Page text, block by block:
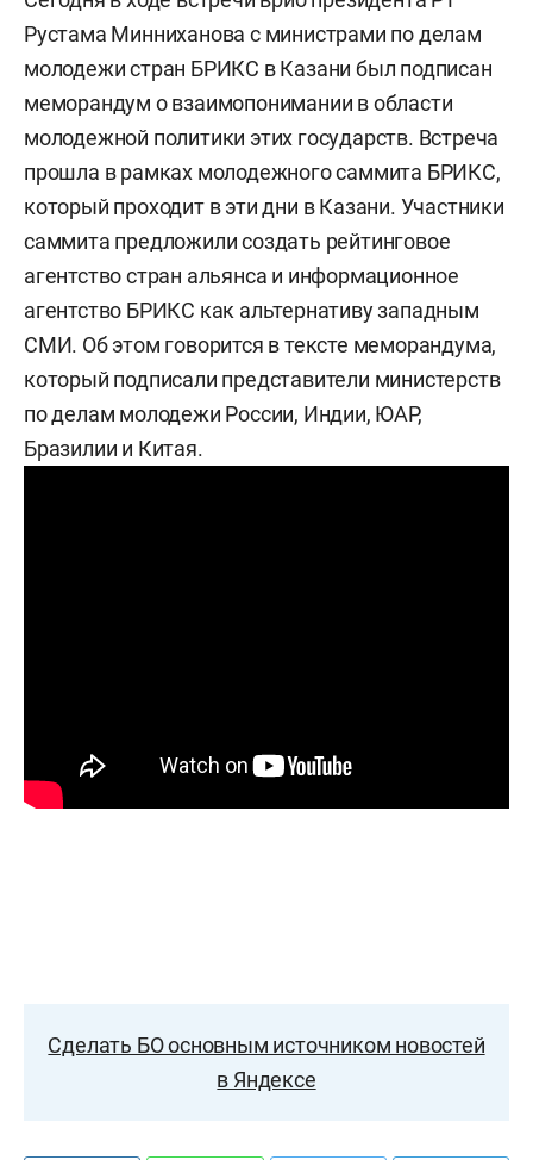
Рустама Минниханова с министрами по делам
молодежи стран БРИКС в Казани был подписан
меморандум о взаимопонимании в области
молодежной политики этих государств. Встреча
прошла в рамках молодежного саммита БРИКС,
который проходит в эти дни в Казани. Участники
саммита предложили создать рейтинговое
агентство стран альянса и информационное
агентство БРИКС как альтернативу западным
СМИ. Об этом говорится в тексте меморандума,
который подписали представители министерств
по делам молодежи России, Индии, ЮАР,
Бразилии и Китая.
Сделать БО основным источником новостей
в Яндексе